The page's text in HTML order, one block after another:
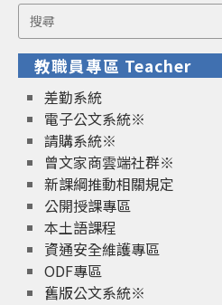
Search
for:
教職員專區 Teacher
差勤系統
電子公文系統※
請購系統※
曾文家商雲端社群※
新課綱推動相關規定
公開授課專區
本土語課程
資通安全維護專區
ODF專區
舊版公文系統※